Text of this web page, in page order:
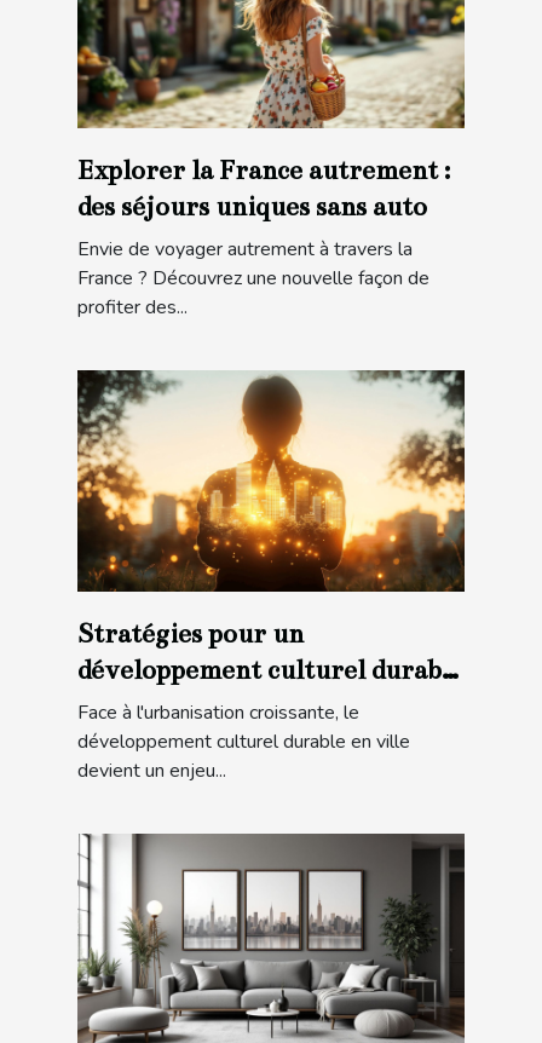
Explorer la France autrement :
des séjours uniques sans auto
Envie de voyager autrement à travers la
France ? Découvrez une nouvelle façon de
profiter des...
Stratégies pour un
développement culturel durable
en ville
Face à l'urbanisation croissante, le
développement culturel durable en ville
devient un enjeu...